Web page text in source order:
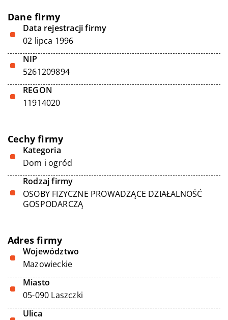
Dane firmy
Data rejestracji firmy
02 lipca 1996
NIP
5261209894
REGON
11914020
Cechy firmy
Kategoria
Dom i ogród
Rodzaj firmy
OSOBY FIZYCZNE PROWADZĄCE DZIAŁALNOŚĆ
GOSPODARCZĄ
Adres firmy
Województwo
Mazowieckie
Miasto
05-090 Laszczki
Ulica